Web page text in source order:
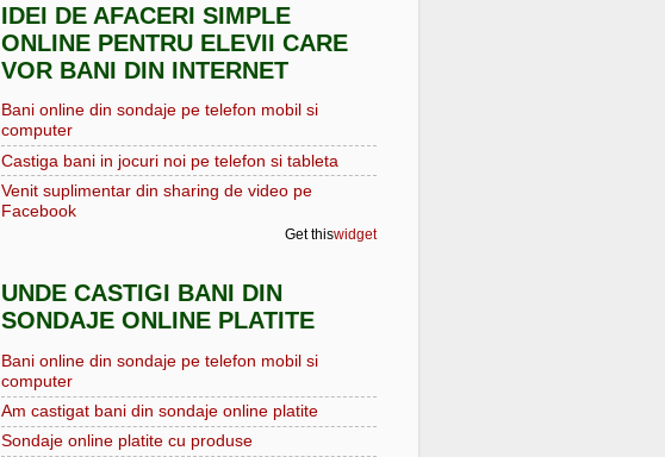
IDEI DE AFACERI SIMPLE
ONLINE PENTRU ELEVII CARE
VOR BANI DIN INTERNET
Bani online din sondaje pe telefon mobil si
computer
Castiga bani in jocuri noi pe telefon si tableta
Venit suplimentar din sharing de video pe
Facebook
Get thiswidget
UNDE CASTIGI BANI DIN
SONDAJE ONLINE PLATITE
Bani online din sondaje pe telefon mobil si
computer
Am castigat bani din sondaje online platite
Sondaje online platite cu produse